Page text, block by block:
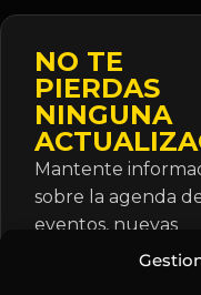
NO TE
PIERDAS
NINGUNA
Mantente
sobre la agenda
eventos, nuevas
publicaciones y